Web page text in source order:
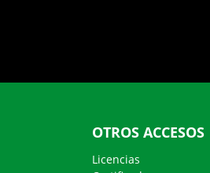
OTROS ACCESOS
Licencias